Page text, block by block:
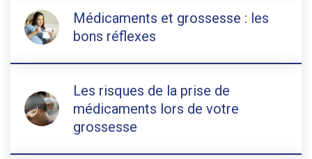
Médicaments et grossesse : les
bons réflexes
Les risques de la prise de
médicaments lors de votre
grossesse